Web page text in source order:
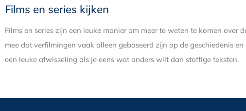
Films en series kijken
Films en series zijn een leuke manier om meer te weten te komen over
mee dat verfilmingen vaak alleen gebaseerd zijn op de geschiedenis
een leuke afwisseling als je eens wat anders wilt dan stoffige teksten.